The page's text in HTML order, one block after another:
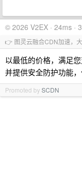
© 2026 V2EX · 24ms ·
👉 图灵云融合CDN加速，
以最低的价格，满足
并提供安全防护功能
Promoted bySCDN